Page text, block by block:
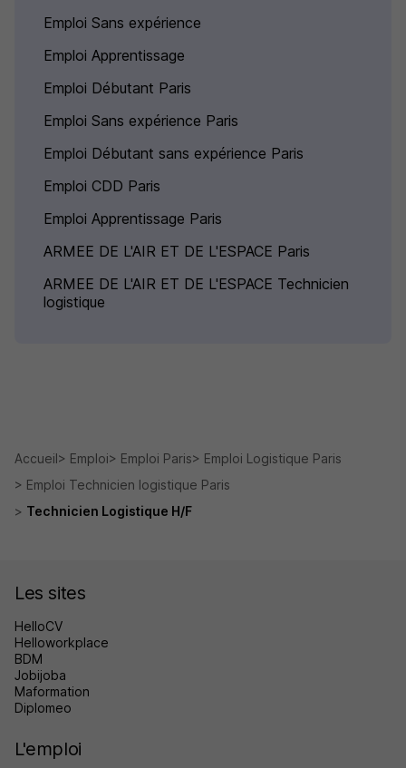
Emploi Sans expérience
Emploi Apprentissage
Emploi Débutant Paris
Emploi Sans expérience Paris
Emploi Débutant sans expérience Paris
Emploi CDD Paris
Emploi Apprentissage Paris
ARMEE DE L'AIR ET DE L'ESPACE Paris
ARMEE DE L'AIR ET DE L'ESPACE Technicien
logistique
Accueil Emploi Emploi Paris
Emploi Logistique Paris
Emploi Technicien logistique Paris
Technicien Logistique H/F
Les sites
HelloCV
Helloworkplace
BDM
Jobijoba
Maformation
Diplomeo
L'emploi